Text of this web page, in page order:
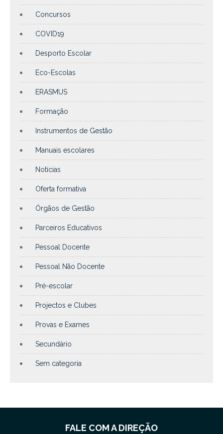
Concursos
COVID19
Desporto Escolar
Eco-Escolas
ERASMUS
Formação
Instrumentos de Gestão
Manuais escolares
Notícias
Oferta formativa
Órgãos de Gestão
Parceiros Educativos
Pessoal Docente
Pessoal Não Docente
Pré-escolar
Projectos e Clubes
Provas e Exames
Secundário
Sem categoria
FALE COM A DIREÇÃO